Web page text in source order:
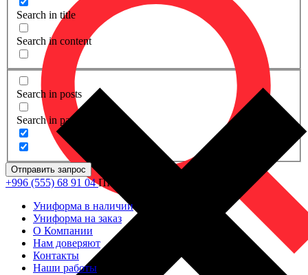
Search in title
Search in content
Search in posts
Search in pages
Отправить запрос
+996 (555) 68 91 04ПН - ПТ: 09.00 - 18.00
Униформа в наличии
Униформа на заказ
О Компании
Нам доверяют
Контакты
Наши работы